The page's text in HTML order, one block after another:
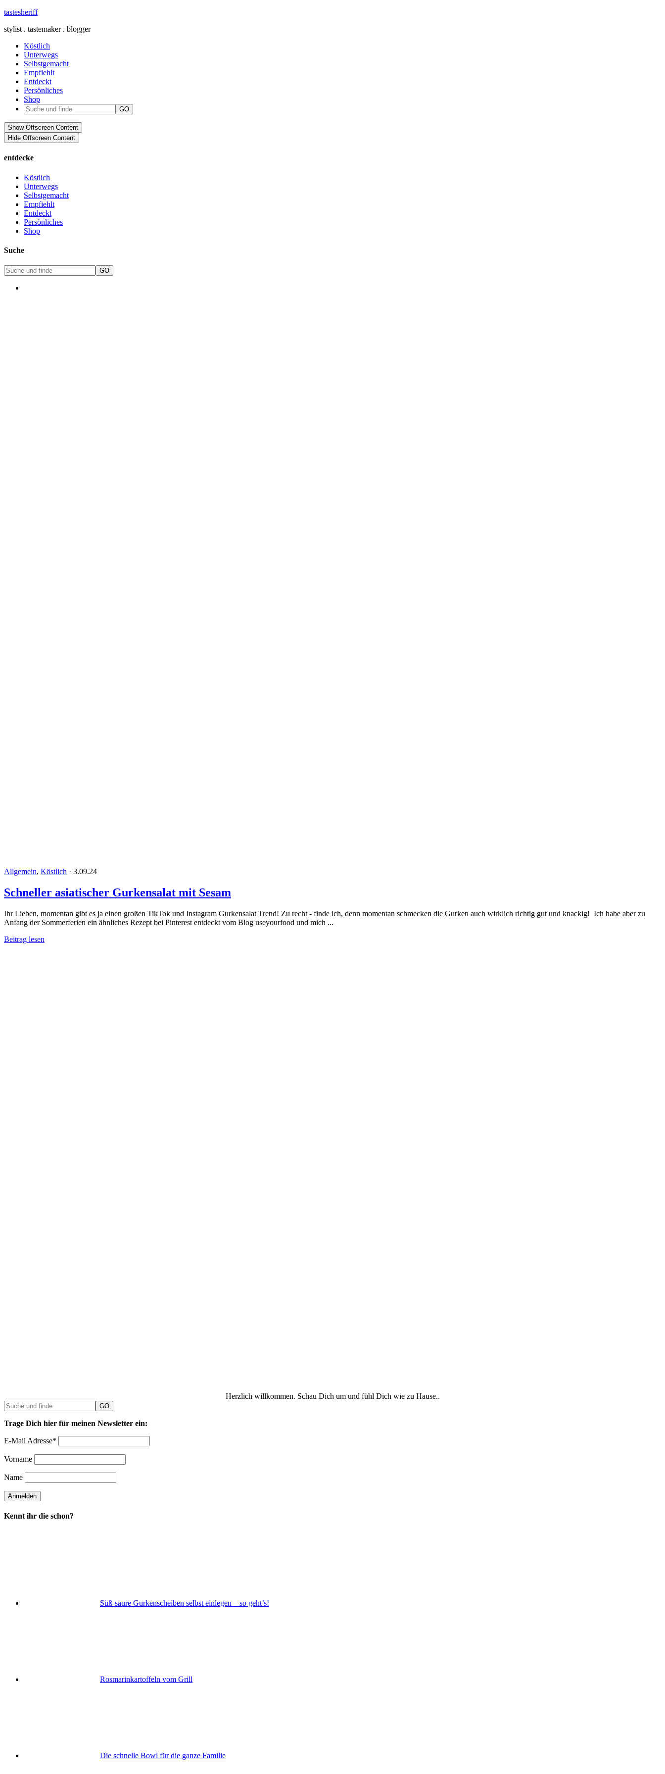
tastesheriff
stylist . tastemaker . blogger
Köstlich
Unterwegs
Selbstgemacht
Empfiehlt
Entdeckt
Persönliches
Shop
Show Offscreen Content
Hide Offscreen Content
entdecke
Köstlich
Unterwegs
Selbstgemacht
Empfiehlt
Entdeckt
Persönliches
Shop
Suche
Allgemein, Köstlich · 3.09.24
Schneller asiatischer Gurkensalat mit Sesam
Ihr Lieben, momentan gibt es ja einen großen TikTok und Instagram Gurkensalat Trend! Zu recht - finde ich, denn momentan schmecken die Gurken auch wirklich richtig gut und knackig! Ich habe aber zu
Anfang der Sommerferien ein ähnliches Rezept bei Pinterest entdeckt vom Blog useyourfood und mich ...
Beitrag lesen
Herzlich willkommen. Schau Dich um und fühl Dich wie zu Hause..
Trage Dich hier für meinen Newsletter ein:
E-Mail Adresse*
Vorname
Name
Kennt ihr die schon?
Süß-saure Gurkenscheiben selbst einlegen – so geht’s!
Rosmarinkartoffeln vom Grill
Die schnelle Bowl für die ganze Familie